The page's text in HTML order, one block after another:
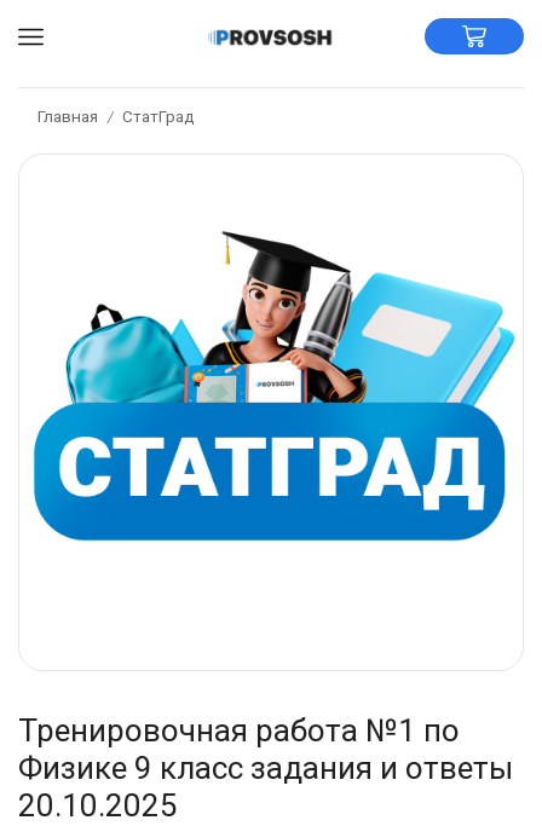
Главная / СтатГрад
Тренировочная работа №1 по
Физике 9 класс задания и ответы
20.10.2025